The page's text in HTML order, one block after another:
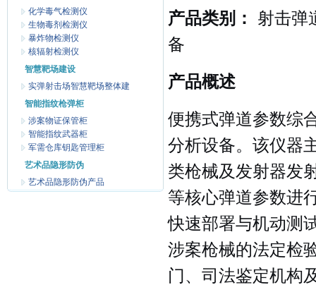
化学毒气检测仪
生物毒剂检测仪
暴炸物检测仪
核辐射检测仪
智慧靶场建设
实弹射击场智慧靶场整体建
智能指纹枪弹柜
涉案物证保管柜
智能指纹武器柜
军需仓库钥匙管理柜
艺术品隐形防伪
艺术品隐形防伪产品
产品类别：
射击弹
备
产品概述
便携式弹道参数综
分析设备。该仪器
类枪械及发射器发
等核心弹道参数进
快速部署与机动测
涉案枪械的法定检
门、司法鉴定机构